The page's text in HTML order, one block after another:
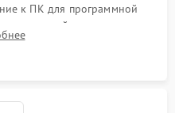
к ПК для программной
настройки порогов
счетчиков старения АКБ.